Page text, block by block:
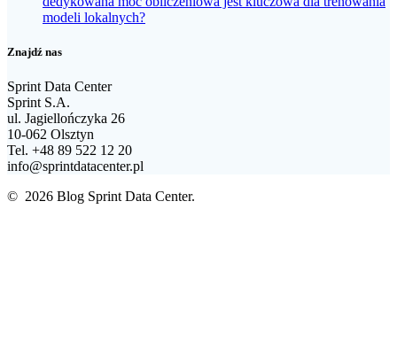
modeli lokalnych?
Znajdź nas
Sprint Data Center
Sprint S.A.
ul. Jagiellończyka 26
10-062 Olsztyn
Tel. +48 89 522 12 20
info@sprintdatacenter.pl
© 2026 Blog Sprint Data Center.